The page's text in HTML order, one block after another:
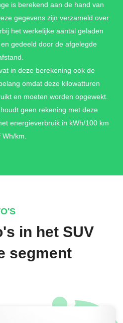
895,-
895,-
PEARL MICA
895,-
PEARL MICA
METALLIC
MATTE METALLIC
MATTE METALLIC
is berekend aan de hand van
gegevens zijn verzameld over
het werkelijke aantal geladen
gedeeld door de afgelegde
in deze berekening ook de
omdat deze kilowatturen
en moeten worden opgewekt.
geen rekening met deze
energieverbruik in kWh/100 km
Wh/km.
segment